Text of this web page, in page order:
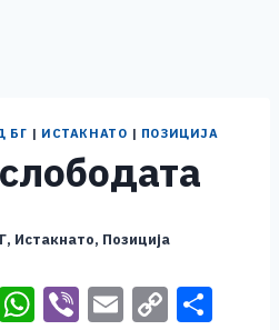
БГ | ИСТАКНАТО | ПОЗИЦИЈА
, Истакнато, Позиција
X W Vi E C